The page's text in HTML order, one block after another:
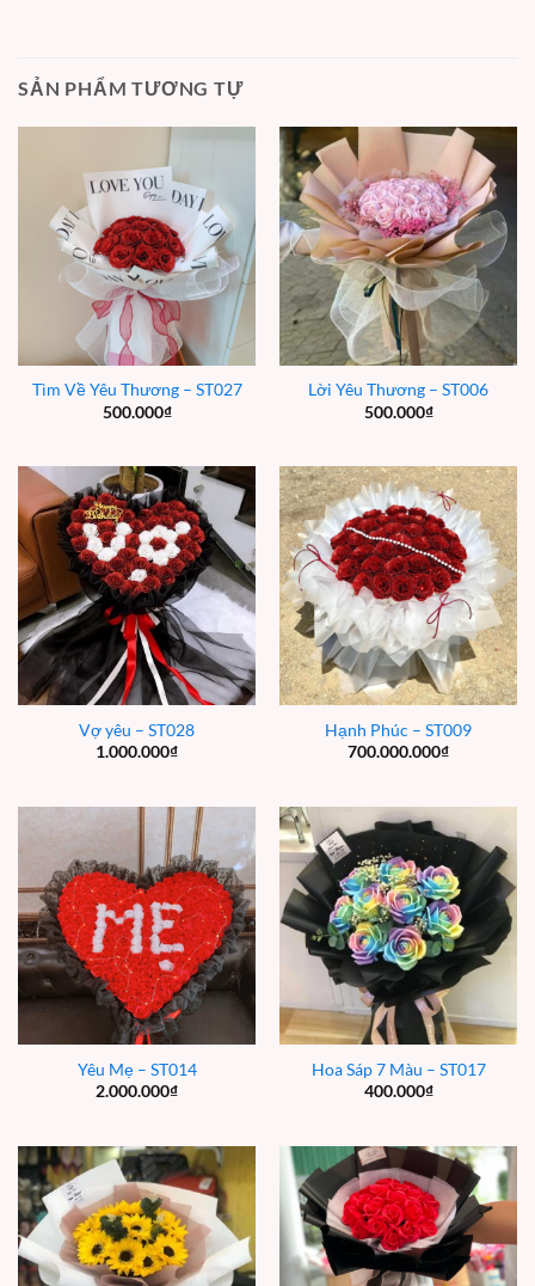
SẢN PHẨM TƯƠNG TỰ
Tìm Về Yêu Thương – ST027
500.000₫
Lời Yêu Thương – ST006
500.000₫
Vợ yêu – ST028
1.000.000₫
Hạnh Phúc – ST009
700.000.000₫
Yêu Mẹ – ST014
2.000.000₫
Hoa Sáp 7 Màu – ST017
400.000₫